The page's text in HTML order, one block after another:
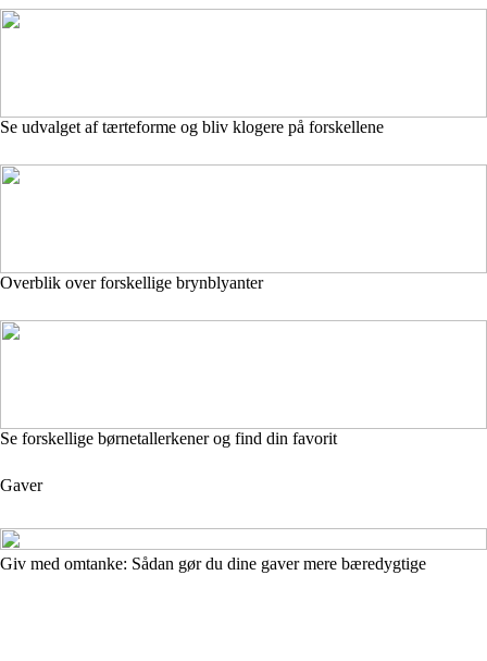
Se udvalget af tærteforme og bliv klogere på forskellene
Overblik over forskellige brynblyanter
Se forskellige børnetallerkener og find din favorit
Gaver
Giv med omtanke: Sådan gør du dine gaver mere bæredygtige